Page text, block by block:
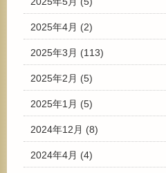
2025年4月 (2)
2025年3月 (113)
2025年2月 (5)
2025年1月 (5)
2024年12月 (8)
2024年4月 (4)